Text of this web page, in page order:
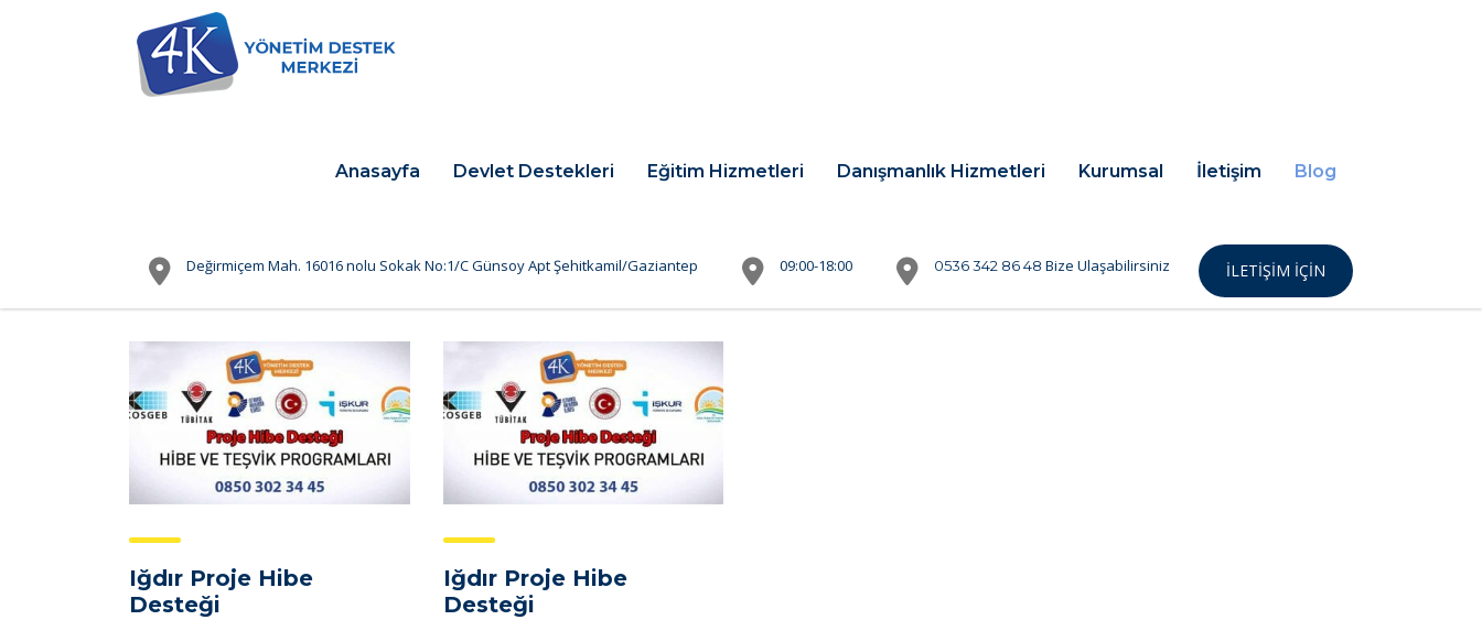
Anasayfa Devlet Destekleri Eğitim Hizmetleri Danışmanlık Hizmetleri Kurumsal İletişim Blog
Değirmiçem Mah. 16016 nolu Sokak No:1/C Günsoy Apt Şehitkamil/Gaziantep 09:00-18:00 0536 342 86 48 Bize Ulaşabilirsiniz İLETIŞIM IÇIN
Iğdır Proje Hibe
Desteği
Iğdır Proje Hibe
Desteği